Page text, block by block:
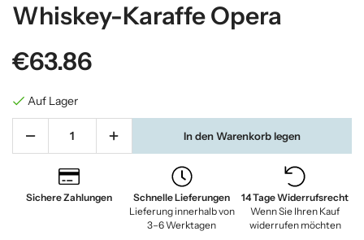
Whiskey-Karaffe Opera
€63.86
Auf Lager
In den Warenkorb legen
Sichere Zahlungen
Schnelle Lieferungen
Lieferung innerhalb von
3–6 Werktagen
14 Tage Widerrufsrecht
Wenn Sie Ihren Kauf
widerrufen möchten